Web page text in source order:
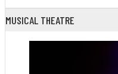
MUSICAL THEATRE